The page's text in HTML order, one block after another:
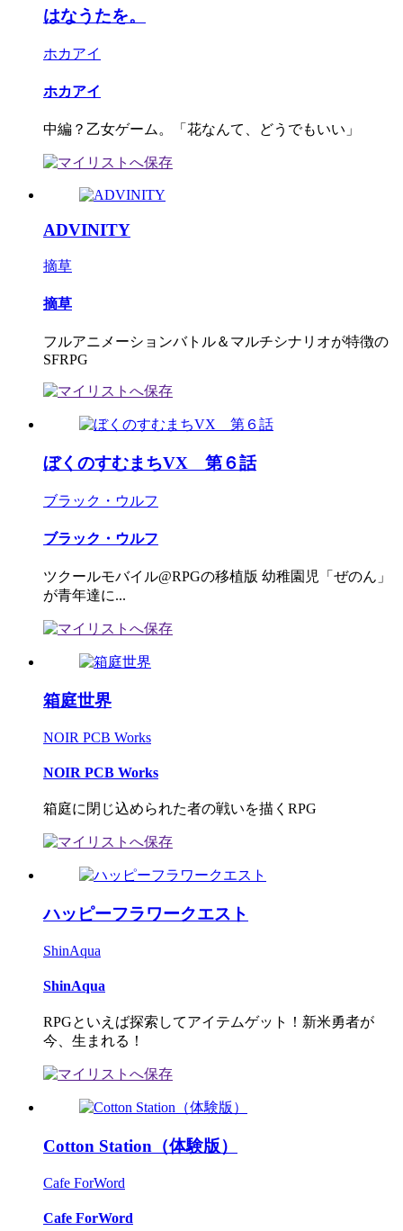
はなうたを。
ホカアイ
ホカアイ
中編？乙女ゲーム。「花なんて、どうでもいい」
ADVINITY
摘草
摘草
フルアニメーションバトル＆マルチシナリオが特徴の
SFRPG
ぼくのすむまちVX 第６話
ブラック・ウルフ
ブラック・ウルフ
ツクールモバイル@RPGの移植版 幼稚園児「ぜのん」
が青年達に...
箱庭世界
NOIR PCB Works
NOIR PCB Works
箱庭に閉じ込められた者の戦いを描くRPG
ハッピーフラワークエスト
ShinAqua
ShinAqua
RPGといえば探索してアイテムゲット！新米勇者が
今、生まれる！
Cotton Station（体験版）
Cafe ForWord
Cafe ForWord